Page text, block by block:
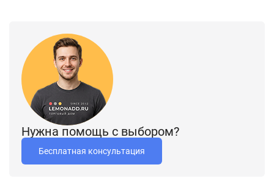
Нужна помощь с выбором?
Бесплатная консультация